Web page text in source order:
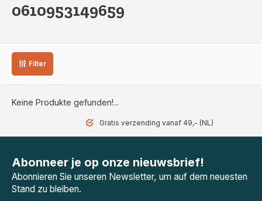
0610953149659
Filter
Keine Produkte gefunden!...
Gratis verzending vanaf 49,- (NL)
Abonneer je op onze nieuwsbrief!
Abonnieren Sie unseren Newsletter, um auf dem neuesten
Stand zu bleiben.